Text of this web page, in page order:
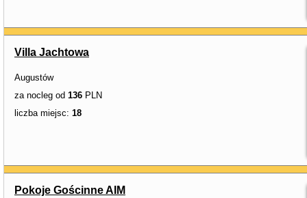
Villa Jachtowa
Augustów
za nocleg od 136 PLN
liczba miejsc: 18
Pokoje Gościnne AIM